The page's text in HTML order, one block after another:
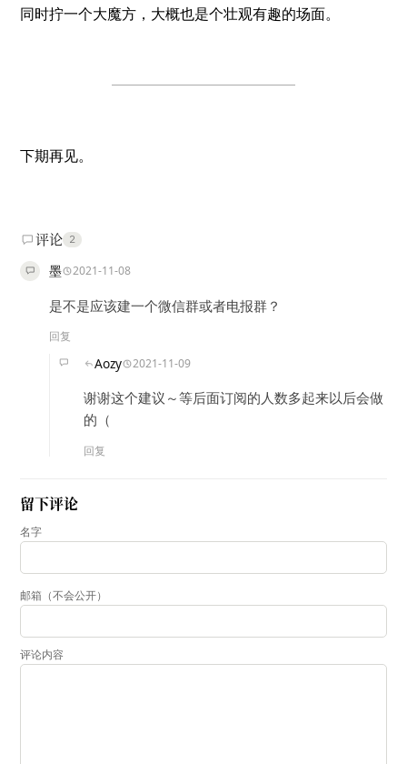
同时拧一个大魔方，大概也是个壮观有趣的场面。
下期再见。
评论 2
墨 2021-11-08
是不是应该建一个微信群或者电报群？
回复
Aozy 2021-11-09
谢谢这个建议～等后面订阅的人数多起来以后会做
的（
回复
留下评论
名字
邮箱（不会公开）
评论内容